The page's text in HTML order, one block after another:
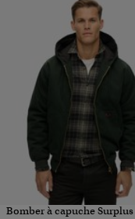
Bomber à capuche Surplus